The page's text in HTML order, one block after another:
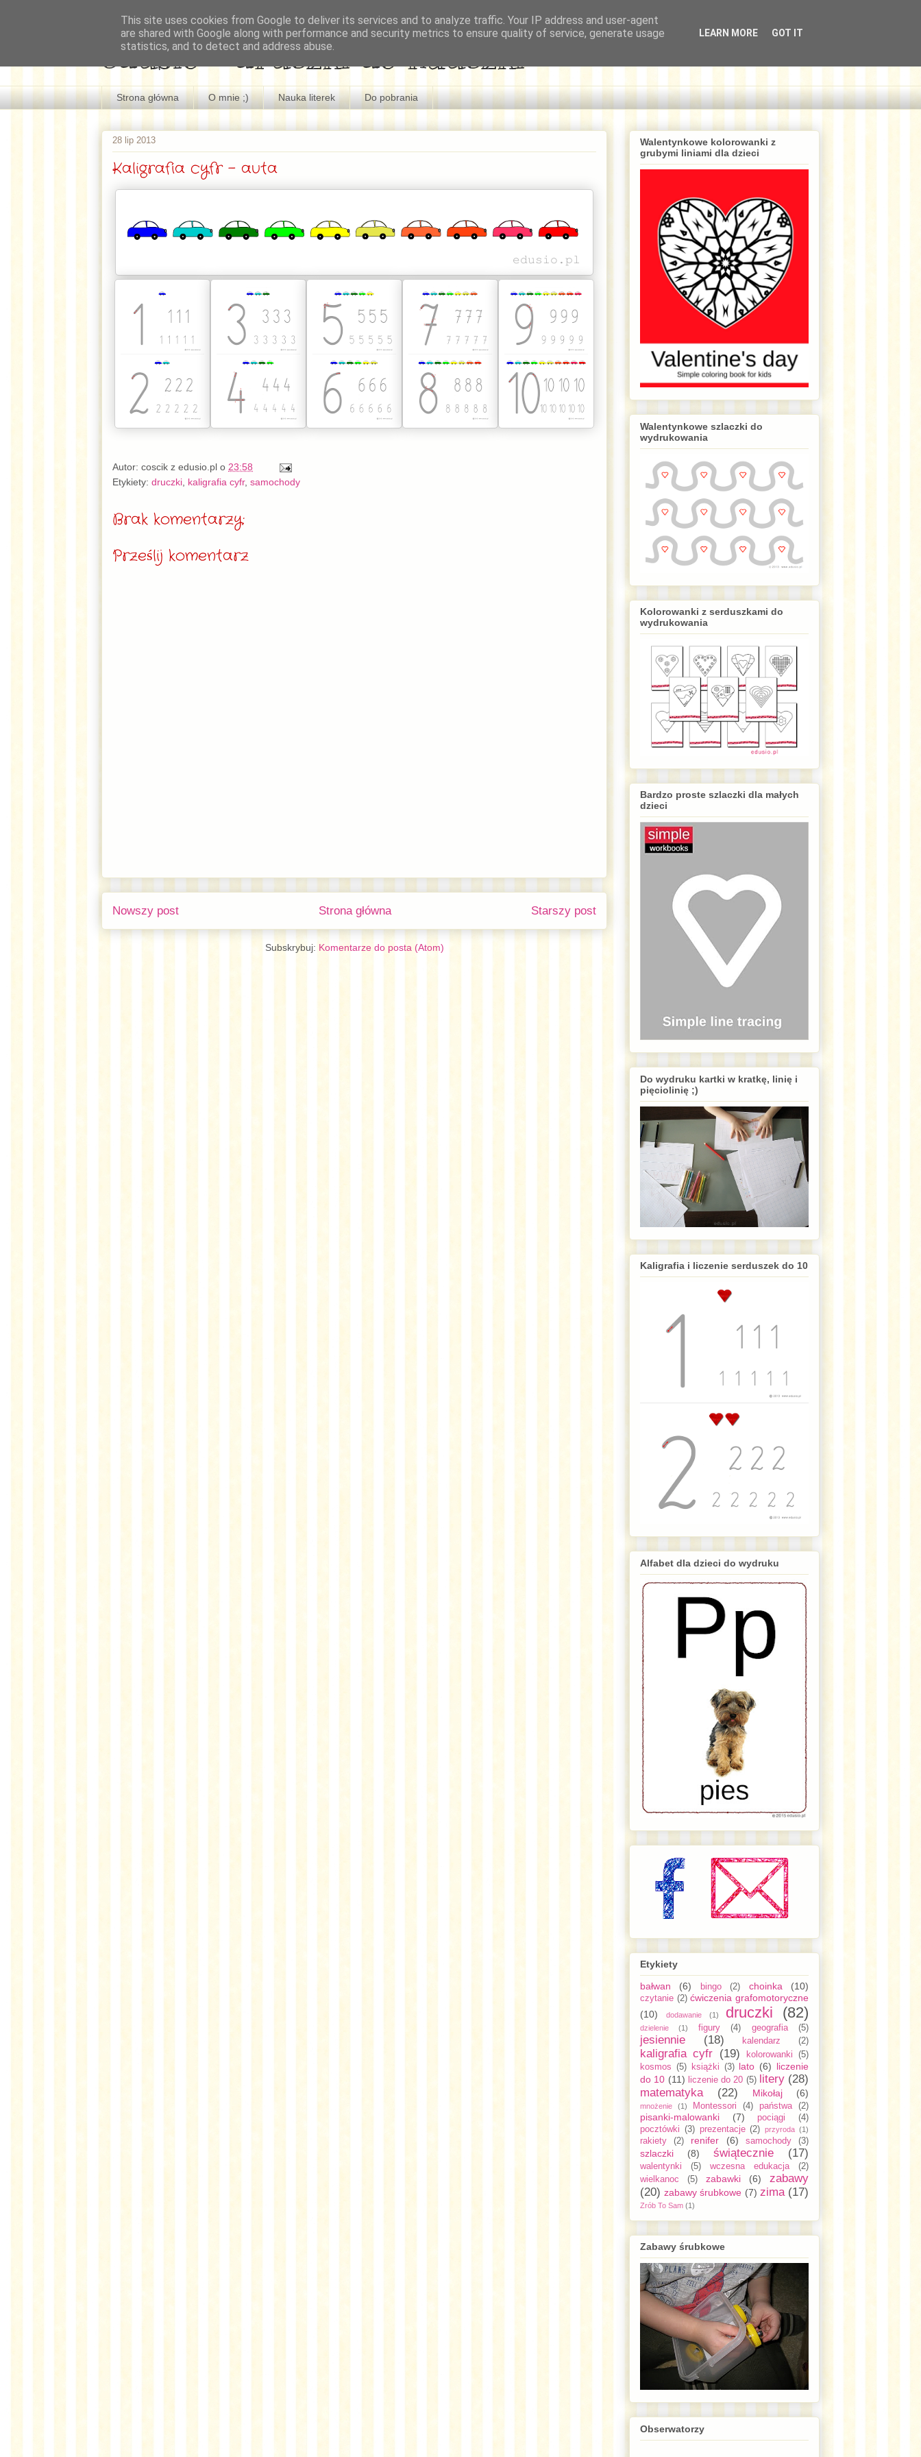
edusio - druczki do nauczki
Strona główna O mnie ;) Nauka literek Do pobrania
28 lip 2013
Kaligrafia cyfr - auta
Autor: coscik z edusio.pl o 23:58
Etykiety: druczki kaligrafia cyfr, samochody
Brak komentarzy:
Prześlij komentarz
Nowszy post Starszy post
Strona główna
Subskrybuj: Komentarze do posta (Atom)
Walentynkowe kolorowanki z
grubymi liniami dla dzieci
Walentynkowe szlaczki do
wydrukowania
Kolorowanki z serduszkami do
wydrukowania
Bardzo proste szlaczki dla małych
dzieci
Do wydruku kartki w kratkę, linię i
pięciolinię ;)
Kaligrafia i liczenie serduszek do 10
Alfabet dla dzieci do wydruku
Etykiety
bałwan
(6) bingo (2) choinka (10)
czytanie (2) ćwiczenia grafomotoryczne
(10)
dodawanie (1) druczki (82)
dzielenie (1) figury (4) geografia (5)
jesiennie (18) kalendarz (2)
kaligrafia cyfr (19) kolorowanki
(5)
kosmos (5) książki (3) lato (6) liczenie
do 10 (11) liczenie do 20 (5) litery (28)
matematyka
(22) Mikołaj (6)
mnożenie (1) Montessori (4) państwa (2)
pisanki-malowanki (7) pociągi
(4)
pocztówki (3) prezentacje (2) przyroda (1)
rakiety (2) renifer (6) samochody (3)
szlaczki (8) świątecznie (17)
walentynki (5) wczesna edukacja
(2)
wielkanoc
(5) zabawki (6)
zabawy
(20) zabawy śrubkowe (7) zima (17)
Zrób To Sam (1)
Zabawy śrubkowe
Obserwatorzy
This site uses cookies from Google to deliver its services and to analyze traffic. Your IP address and user-agent
are shared with Google along with performance and security metrics to ensure quality of service, generate usage
statistics, and to detect and address abuse.
LEARN MORE GOT IT